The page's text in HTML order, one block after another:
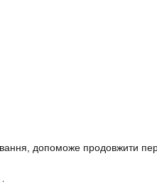
допоможе продовжити